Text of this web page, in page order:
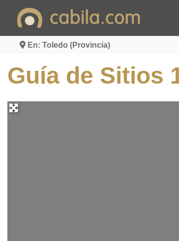
En: Toledo (Provincia)
Guía de Sitios